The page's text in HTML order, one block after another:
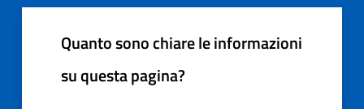
Quanto sono chiare le informazioni
su questa pagina?